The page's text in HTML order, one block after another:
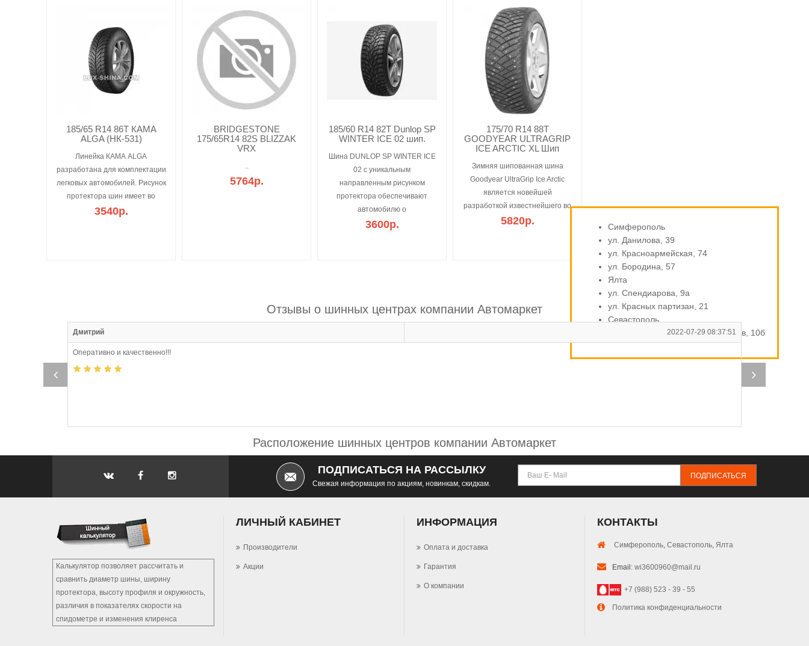
185/65 R14 86T КАМА
ALGA (НК-531)
Линейка КАМА ALGA
разработана для комплектации
легковых автомобилей. Рисунок
протектора шин имеет во
3540р.
BRIDGESTONE
175/65R14 82S BLIZZAK
VRX
..
5764р.
185/60 R14 82T Dunlop SP
WINTER ICE 02 шип.
Шина DUNLOP SP WINTER ICE
02 с уникальным
направленным рисунком
протектора обеспечивают
автомобилю о
3600р.
175/70 R14 88T
GOODYEAR ULTRAGRIP
ICE ARCTIC XL Шип
Зимняя шипованная шина
Goodyear UltraGrip Ice Arctic
является новейшей
разработкой известнейшего во
5820р.
Отзывы о шинных центрах компании Автомаркет
Дмитрий 2022-07-29 08:37:51
Оперативно и качественно!!!
Расположение шинных центров компании Автомаркет
Симферополь
ул. Данилова, 39
ул. Красноармейская, 74
ул. Бородина, 57
Ялта
ул. Спендиарова, 9а
ул. Красных партизан, 21
Севастополь
ул. Индустриальная / Стахановцев, 10б
ПОДПИСАТЬСЯ НА РАССЫЛКУ
Свежая информация по акциям, новинкам, скидкам.
ПОДПИСАТЬСЯ
Калькулятор позволяет рассчитать и
сравнить диаметр шины, ширину
протектора, высоту профиля и окружность,
различия в показателях скорости на
спидометре и изменения клиренса
ЛИЧНЫЙ КАБИНЕТ
Производители
Акции
ИНФОРМАЦИЯ
Оплата и доставка
Гарантия
О компании
КОНТАКТЫ
Симферополь, Севастополь, Ялта
Email: wi3600960@mail.ru
+7 (988) 523 - 39 - 55
Политика конфиденциальности